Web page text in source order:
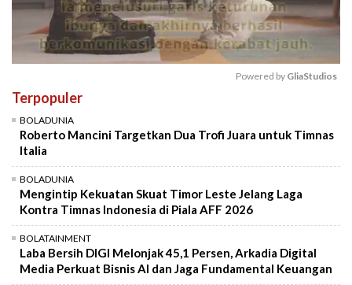
Powered by GliaStudios
Terpopuler
BOLADUNIA
Roberto Mancini Targetkan Dua Trofi Juara untuk Timnas
Italia
BOLADUNIA
Mengintip Kekuatan Skuat Timor Leste Jelang Laga
Kontra Timnas Indonesia di Piala AFF 2026
BOLATAINMENT
Laba Bersih DIGI Melonjak 45,1 Persen, Arkadia Digital
Media Perkuat Bisnis AI dan Jaga Fundamental Keuangan